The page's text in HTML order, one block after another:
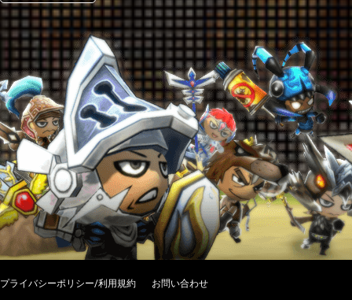
プライバシーポリシー/利用規約 お問い合わせ